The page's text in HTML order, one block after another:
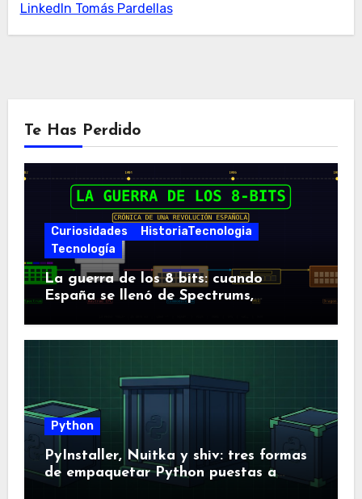
LinkedIn Tomás Pardellas
Te Has Perdido
Curiosidades
HistoriaTecnologia
Tecnología
La guerra de los 8 bits: cuando
España se llenó de Spectrums,
Python
PyInstaller, Nuitka y shiv: tres formas
de empaquetar Python puestas a
prueba